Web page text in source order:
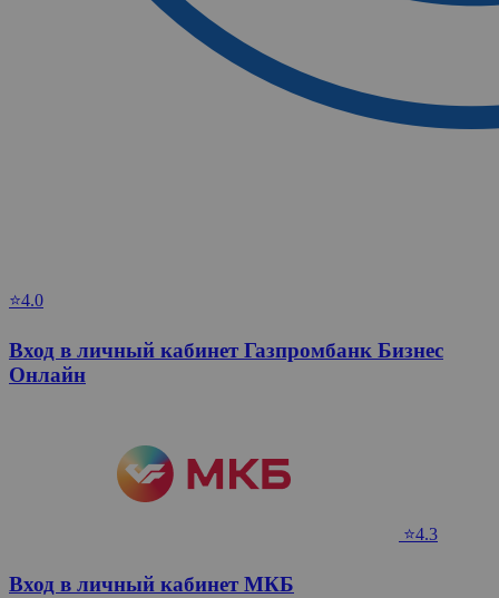
⭐4.0
Вход в личный кабинет Газпромбанк Бизнес
Онлайн
⭐4.3
Вход в личный кабинет МКБ